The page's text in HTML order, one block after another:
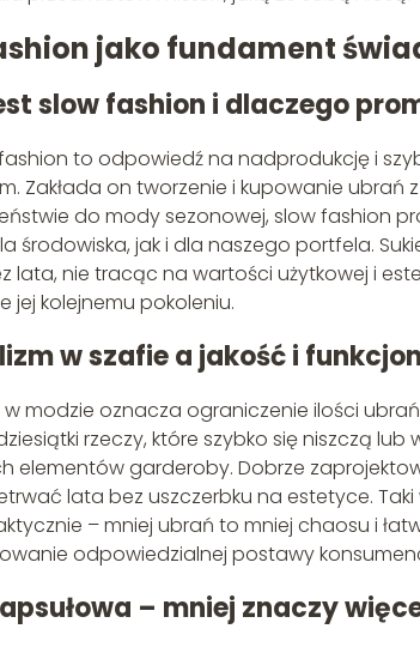
jako fundament
slow fashion i dlaczego
to odpowiedź na nadprodukcję i
Zakłada on tworzenie i kupowanie ubrań
do mody sezonowej, slow fashion
środowiska, jak i dla naszego portfela.
lata, nie tracąc na wartości użytkowej i
jej kolejnemu pokoleniu.
w szafie a jakość i
w modzie oznacza ograniczenie ilości
rzeczy, które szybko się niszczą
elementów garderoby. Dobrze
lata bez uszczerbku na estetyce.
– mniej ubrań to mniej chaosu i
odpowiedzialnej postawy
– mniej znaczy